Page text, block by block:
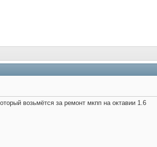
возьмётся за ремонт мкпп на октавии 1.6